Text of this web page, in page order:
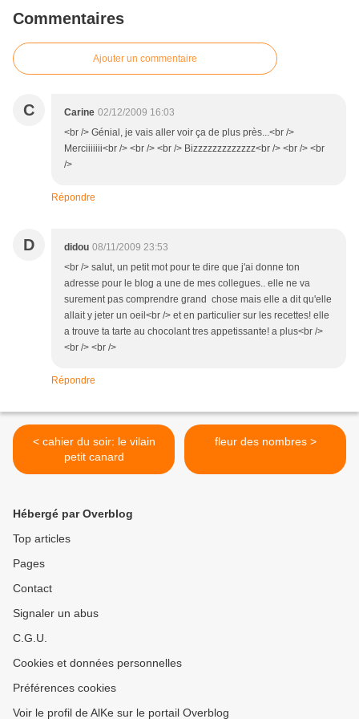
Commentaires
Ajouter un commentaire
C Carine 02/12/2009 16:03
<br /> Génial, je vais aller voir ça de plus près...<br />
Merciiiiiii<br /> <br /> <br /> Bizzzzzzzzzzzzz<br /> <br /> <br
/>
Répondre
D didou 08/11/2009 23:53
<br /> salut, un petit mot pour te dire que j'ai donne ton
adresse pour le blog a une de mes collegues.. elle ne va
surement pas comprendre grand chose mais elle a dit qu'elle
allait y jeter un oeil<br /> et en particulier sur les recettes! elle
a trouve ta tarte au chocolant tres appetissante! a plus<br />
<br /> <br />
Répondre
< cahier du soir: le vilain
petit canard
fleur des nombres >
Hébergé par Overblog
Top articles
Pages
Contact
Signaler un abus
C.G.U.
Cookies et données personnelles
Préférences cookies
Voir le profil de AlKe sur le portail Overblog